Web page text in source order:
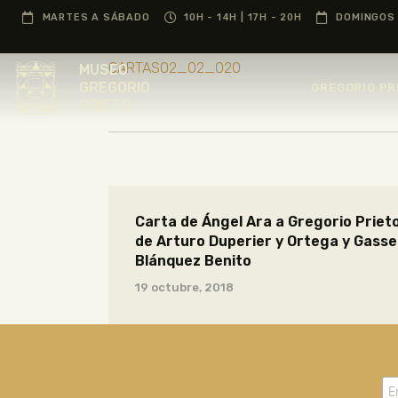
MARTES A SÁBADO 10H - 14H | 17H - 20H
MUSEOCARTAS02_02_020
Carta de Ángel Ara a Gregorio
de Arturo Duperier y Ortega y
Blánquez Benito
19 octubre, 2018